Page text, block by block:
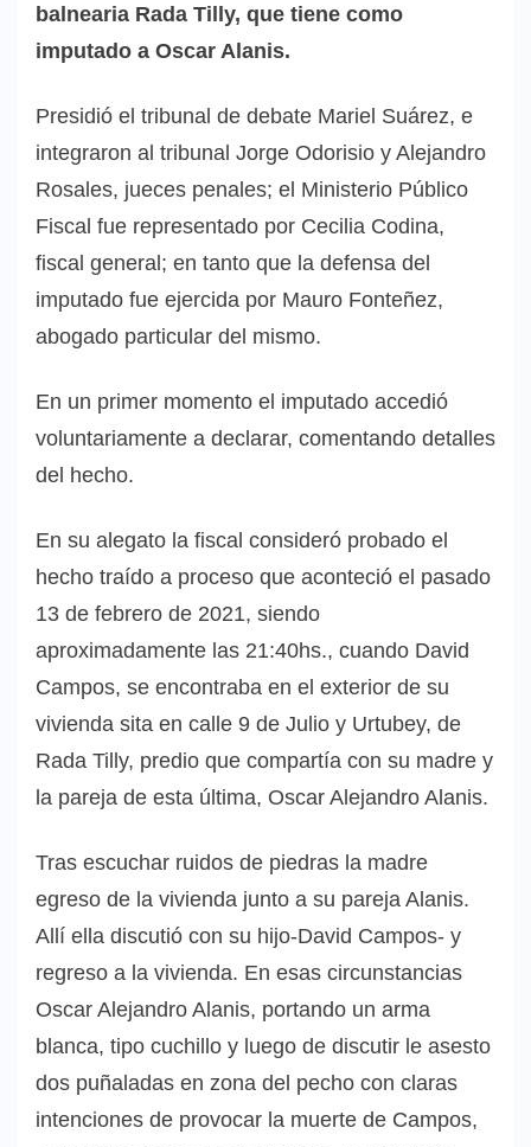
balnearia Rada Tilly, que tiene como
imputado a Oscar Alanis.
Presidió el tribunal de debate Mariel Suárez, e
integraron al tribunal Jorge Odorisio y Alejandro
Rosales, jueces penales; el Ministerio Público
Fiscal fue representado por Cecilia Codina,
fiscal general; en tanto que la defensa del
imputado fue ejercida por Mauro Fonteñez,
abogado particular del mismo.
En un primer momento el imputado accedió
voluntariamente a declarar, comentando detalles
del hecho.
En su alegato la fiscal consideró probado el
hecho traído a proceso que aconteció el pasado
13 de febrero de 2021, siendo
aproximadamente las 21:40hs., cuando David
Campos, se encontraba en el exterior de su
vivienda sita en calle 9 de Julio y Urtubey, de
Rada Tilly, predio que compartía con su madre y
la pareja de esta última, Oscar Alejandro Alanis.
Tras escuchar ruidos de piedras la madre
egreso de la vivienda junto a su pareja Alanis.
Allí ella discutió con su hijo-David Campos- y
regreso a la vivienda. En esas circunstancias
Oscar Alejandro Alanis, portando un arma
blanca, tipo cuchillo y luego de discutir le asesto
dos puñaladas en zona del pecho con claras
intenciones de provocar la muerte de Campos,